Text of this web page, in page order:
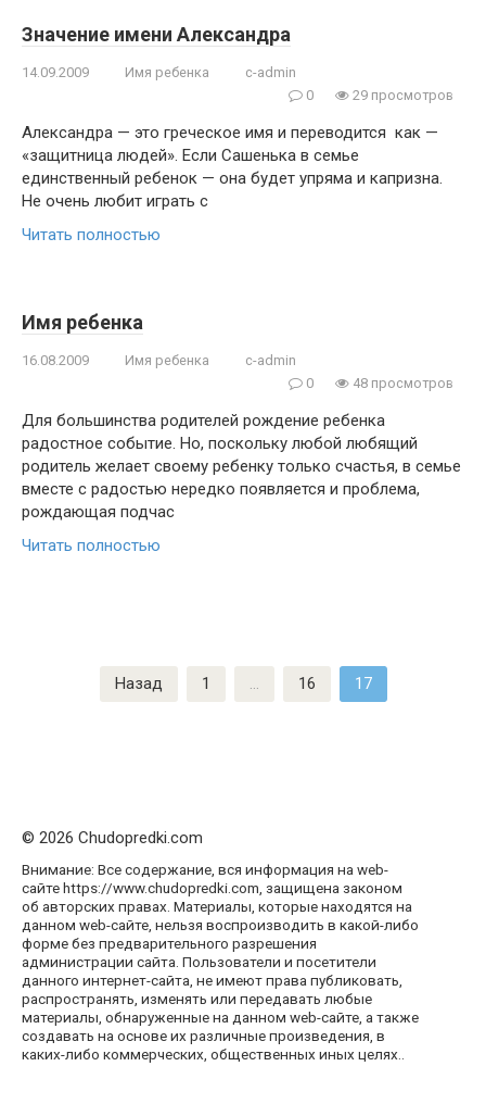
Значение имени Александра
14.09.2009 Имя ребенка
c-admin
0
29 просмотров
Александра — это греческое имя и переводится как —
«защитница людей». Если Сашенька в семье
единственный ребенок — она будет упряма и капризна.
Не очень любит играть с
Читать полностью
Имя ребенка
16.08.2009 Имя ребенка
c-admin
0
48 просмотров
Для большинства родителей рождение ребенка
радостное событие. Но, поскольку любой любящий
родитель желает своему ребенку только счастья, в семье
вместе с радостью нередко появляется и проблема,
рождающая подчас
Читать полностью
Назад 1 … 16 17
© 2026 Chudopredki.com
Внимание: Все содержание, вся информация на web-
сайте https://www.chudopredki.com, защищена законом
об авторских правах. Материалы, которые находятся на
данном web-сайте, нельзя воспроизводить в какой-либо
форме без предварительного разрешения
администрации сайта. Пользователи и посетители
данного интернет-сайта, не имеют права публиковать,
распространять, изменять или передавать любые
материалы, обнаруженные на данном web-сайте, а также
создавать на основе их различные произведения, в
каких-либо коммерческих, общественных иных целях..